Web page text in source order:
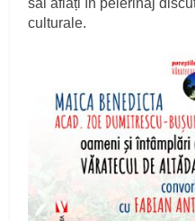
săi aflați în pelerinaj
culturale.